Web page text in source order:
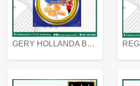
GERY HOLLANDA BUTTER COOKIES 450 GRAM